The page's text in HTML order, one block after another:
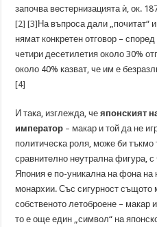
започва вестернизацията ѝ, ок.
[2] [3] На въпроса дали „почитат“
нямат конкретен отговор –
четири десетилетия около 30%
около 40% казват, че им е
[4]
И така, изглежда, чеяпонският
император – макар и той да не
политическа роля, може би тъкмо
сравнително неутрална фигура,
Япония е по-уникална на фона на
монархии. Със сигурност същото
собственото летоброене – макар
то е още един „символ“ на